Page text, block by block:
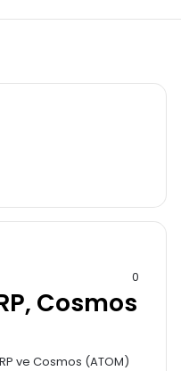
0
Cosmos
ve Cosmos (ATOM)